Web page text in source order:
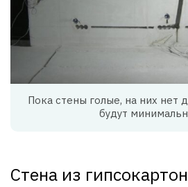
Пока стены голые, на них нет
будут
Стена из